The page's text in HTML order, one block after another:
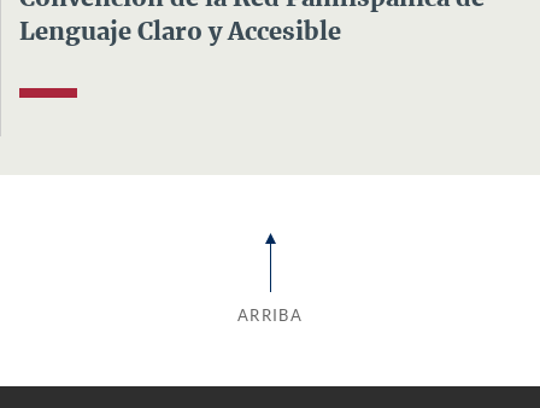
Lenguaje Claro y Accesible
ARRIBA